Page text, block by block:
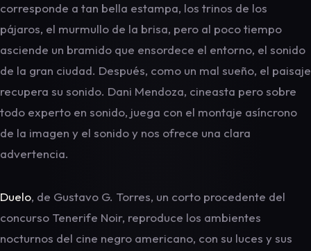
corresponde a tan bella estampa, los trinos de los
pájaros, el murmullo de la brisa, pero al poco tiempo
asciende un bramido que ensordece el entorno, el sonido
de la gran ciudad. Después, como un mal sueño, el paisaje
recupera su sonido. Dani Mendoza, cineasta pero sobre
todo experto en sonido, juega con el montaje asíncrono
de la imagen y el sonido y nos ofrece una clara
advertencia.
Duelo, de Gustavo G. Torres, un corto procedente del
concurso Tenerife Noir, reproduce los ambientes
nocturnos del cine negro americano, con su luces y sus